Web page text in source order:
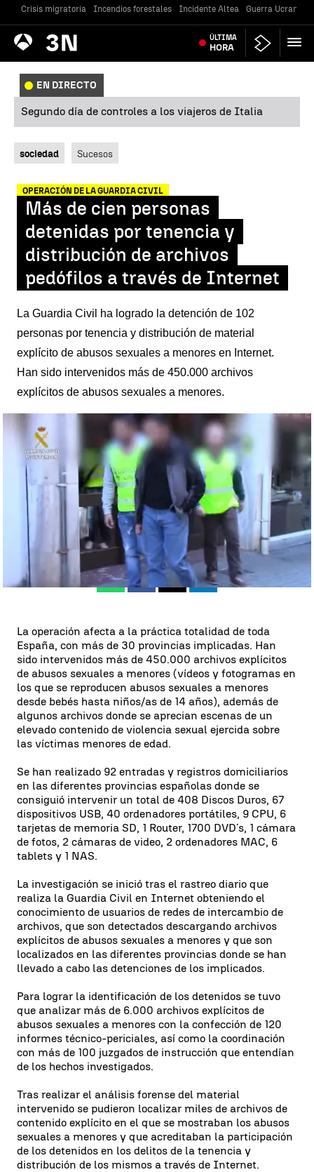
Crisis migratoria Incendios forestales Incidente Altea Guerra Ucrania
Antena
3 Noticias ÚLTIMA
HORA
EN DIRECTO
Segundo día de controles a los viajeros de Italia
sociedad Sucesos
OPERACIÓN DE LA GUARDIA CIVIL
Más de cien personas
detenidas por tenencia y
distribución de archivos
pedófilos a través de Internet
La Guardia Civil ha logrado la detención de 102
personas por tenencia y distribución de material
explícito de abusos sexuales a menores en Internet.
Han sido intervenidos más de 450.000 archivos
explícitos de abusos sexuales a menores.
Más de cien personas detenidas por tenencia y distribución de
archivos pedófilos a través de Internet |antena3.com
Antena 3 Noticias Madrid
Publicado: 01 de febrero de 2018, 11:08
WhatsappFacebook
X Linkedin
La operación afecta a la práctica totalidad de toda
España, con más de 30 provincias implicadas. Han
sido intervenidos más de 450.000 archivos explícitos
de abusos sexuales a menores (vídeos y fotogramas en
los que se reproducen abusos sexuales a menores
desde bebés hasta niños/as de 14 años), además de
algunos archivos donde se aprecian escenas de un
elevado contenido de violencia sexual ejercida sobre
las víctimas menores de edad.
Se han realizado 92 entradas y registros domiciliarios
en las diferentes provincias españolas donde se
consiguió intervenir un total de 408 Discos Duros, 67
dispositivos USB, 40 ordenadores portátiles, 9 CPU, 6
tarjetas de memoria SD, 1 Router, 1700 DVD´s, 1 cámara
de fotos, 2 cámaras de video, 2 ordenadores MAC, 6
tablets y 1 NAS.
La investigación se inició tras el rastreo diario que
realiza la Guardia Civil en Internet obteniendo el
conocimiento de usuarios de redes de intercambio de
archivos, que son detectados descargando archivos
explícitos de abusos sexuales a menores y que son
localizados en las diferentes provincias donde se han
llevado a cabo las detenciones de los implicados.
Para lograr la identificación de los detenidos se tuvo
que analizar más de 6.000 archivos explícitos de
abusos sexuales a menores con la confección de 120
informes técnico-periciales, así como la coordinación
con más de 100 juzgados de instrucción que entendían
de los hechos investigados.
Tras realizar el análisis forense del material
intervenido se pudieron localizar miles de archivos de
contenido explícito en el que se mostraban los abusos
sexuales a menores y que acreditaban la participación
de los detenidos en los delitos de la tenencia y
distribución de los mismos a través de Internet.